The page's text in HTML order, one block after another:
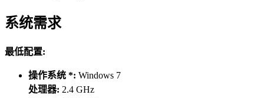
系统需求
最低配置:
操作系统 *: Windows 7
处理器: 2.4 GHz